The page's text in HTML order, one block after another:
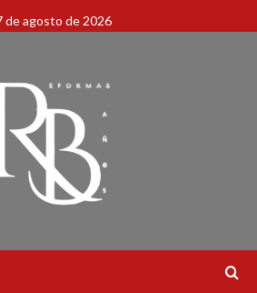
de agosto de 2026